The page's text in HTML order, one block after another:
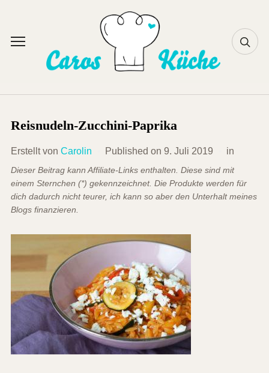
content
Toggle
Reisnudeln-Zucchini-Paprika
Erstellt von Carolin Published on 9. Juli 2019 in
Dieser Beitrag kann Affiliate-Links enthalten. Diese sind mit
einem Sternchen (*) gekennzeichnet. Die Produkte werden für
dich dadurch nicht teurer, ich kann so aber den Unterhalt meines
Blogs finanzieren.